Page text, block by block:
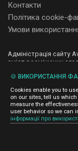
Контакти
Політика cookie-
Умови
Адміністрація сайту
зміст розміщених
і не продаємо
AvizInfo.com.ua
конфіденційності
деяких сторінках
Adsense Advertising
правила
🍪 ВИКОРИСТАННЯ
Cookies enable you to
on our sites, tell us
measure the
user behavior so we can
інформації про